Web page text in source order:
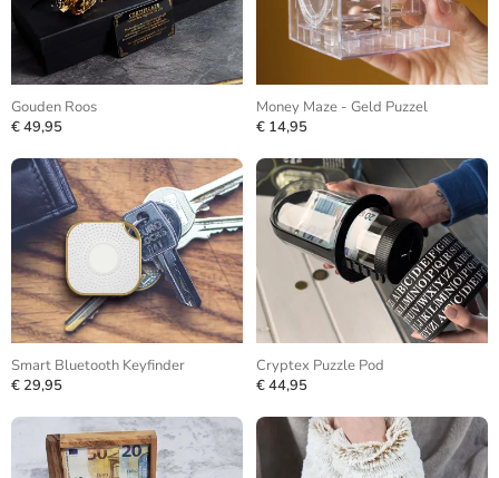
Gouden Roos
€ 49,95
Money Maze - Geld Puzzel
€ 14,95
Smart Bluetooth Keyfinder
€ 29,95
Cryptex Puzzle Pod
€ 44,95